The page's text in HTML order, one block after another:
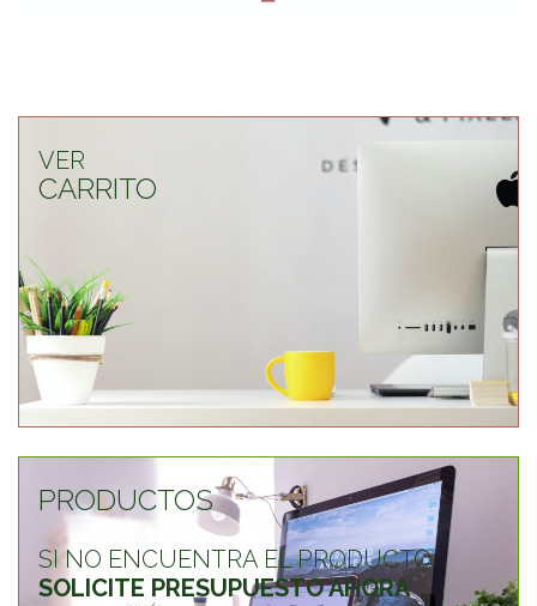
VER
CARRITO
PRODUCTOS
SI NO ENCUENTRA EL PRODUCTO
SOLICITE PRESUPUESTO AHORA